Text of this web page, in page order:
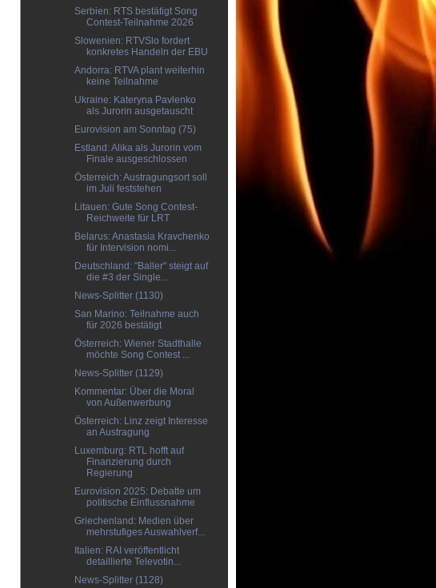
Serbien: RTS bestätigt Song
Contest-Teilnahme 2026
Slowenien: RTVSlo fordert
konkretes Handeln der EBU
Andorra: RTVA plant weiterhin
keine Teilnahme
Ukraine: Kateryna Pavlenko
als Jurorin ausgetauscht
Eurovision am Sonntag (75)
Estland: Alika als Jurorin vom
Finale ausgeschlossen
Österreich: Austragungsort soll
im Juli feststehen
Litauen: Gute Song Contest-
Reichweite für LRT
Belarus: Anastasia Kravchenko
für Intervision nomi...
Deutschland: "Baller" steigt auf
die #3 der Single...
News-Splitter (1130)
San Marino: Teilnahme auch
für 2026 bestätigt
Österreich: Wiener Stadthalle
möchte Song Contest ...
News-Splitter (1129)
Kommentar: Über die Moral
von Außenwerbung
Österreich: Linz zeigt Interesse
an Austragung
Luxemburg: RTL hofft auf
Finanzierung durch
Regierung
Eurovision 2025: Debatte um
politische Einflussnahme
Griechenland: Medien über
mehrstufiges Auswahlverf...
Italien: RAI veröffentlicht
detaillierte Televotin...
News-Splitter (1128)